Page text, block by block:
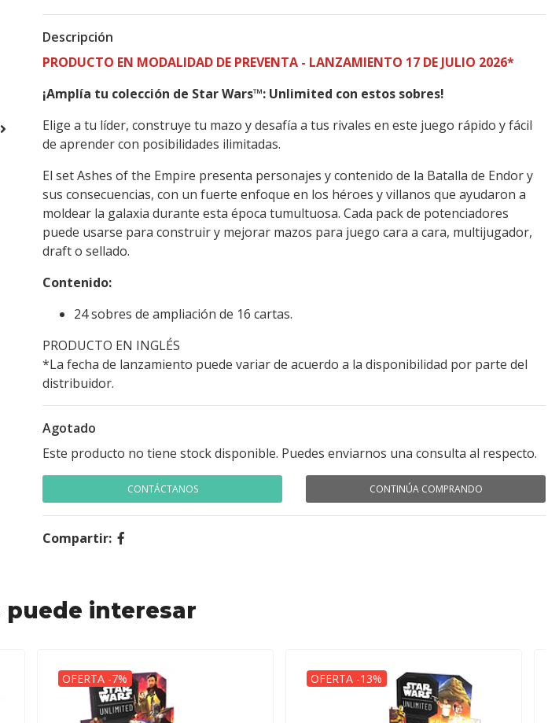
Descripción
PRODUCTO EN MODALIDAD DE PREVENTA - LANZAMIENTO 17 DE JULIO 2026*
¡Amplía tu colección de Star Wars™: Unlimited con estos sobres!
Elige a tu líder, construye tu mazo y desafía a tus rivales en este juego rápido y fácil
de aprender con posibilidades ilimitadas.
El set Ashes of the Empire presenta personajes y contenido de la Batalla de Endor y
sus consecuencias, con un fuerte enfoque en los héroes y villanos que ayudaron a
moldear la galaxia durante esta época tumultuosa. Cada pack de potenciadores
puede usarse para construir y mejorar mazos para juego cara a cara, multijugador,
draft o sellado.
Contenido:
24 sobres de ampliación de 16 cartas.
PRODUCTO EN INGLÉS
*La fecha de lanzamiento puede variar de acuerdo a la disponibilidad por parte del
distribuidor.
Agotado
Este producto no tiene stock disponible. Puedes enviarnos una consulta al respecto.
CONTÁCTANOS CONTINÚA COMPRANDO
Compartir:
puede interesar
OFERTA -7% OFERTA -13%